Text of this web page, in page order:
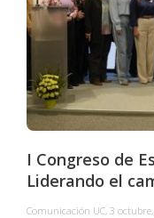
I Congreso de
Liderando el
Comunicación UC, 3